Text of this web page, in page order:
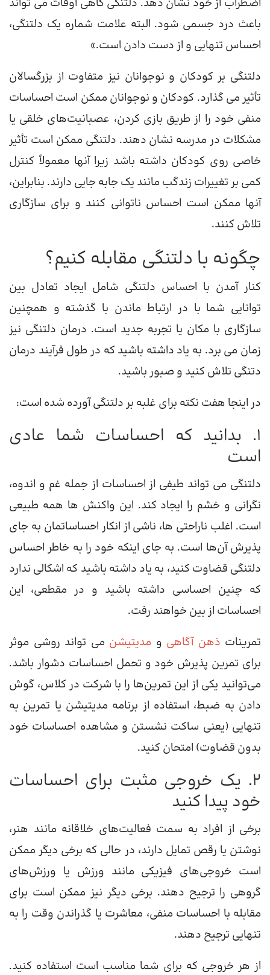
اضطراب از خود نشان دهد. دلتنگی گاهی اوقات می تواند
باعث درد جسمی شود. البته علامت شماره یک دلتنگی،
احساس تنهایی و از دست دادن است.»
دلتنگی بر کودکان و نوجوانان نیز متفاوت از بزرگسالان
تأثیر می گذارد. کودکان و نوجوانان ممکن است احساسات
منفی خود را از طریق بازی کردن، عصبانیت‌های خلقی یا
مشکلات در مدرسه نشان دهند. دلتنگی ممکن است تأثیر
خاصی روی کودکان داشته باشد زیرا آنها معمولاً کنترل
کمی بر تغییرات زندگب مانند یک جابه جایی دارند. بنابراین،
آنها ممکن است احساس ناتوانی کنند و برای سازگاری
تلاش کنند.
چگونه با دلتنگی مقابله کنیم؟
کنار آمدن با احساس دلتنگی شامل ایجاد تعادل بین
توانایی شما با در ارتباط ماندن با گذشته و همچنین
سازگاری با مکان یا تجربه جدید است. درمان دلتنگی نیز
زمان می برد. به یاد داشته باشید که در طول فرآیند درمان
دتنگی تلاش کنید و صبور باشید.
در اینجا هفت نکته برای غلبه بر دلتنگی آورده شده است:
1. بدانید که احساسات شما عادی
است
دلتنگی می تواند طیفی از احساسات از جمله غم و اندوه،
نگرانی و خشم را ایجاد کند. این واکنش ها همه طبیعی
است. اغلب ناراحتی ها، ناشی از انکار احساساتمان به جای
پذیرش آن‌ها است. به جای اینکه خود را به خاطر احساس
دلتنگی قضاوت کنید، به یاد داشته باشید که اشکالی ندارد
که چنین احساسی داشته باشید و در مقطعی، این
احساسات از بین خواهند رفت.
تمرینات ذهن آگاهی و مدیتیشن می تواند روشی موثر
برای تمرین پذیرش خود و تحمل احساسات دشوار باشد.
می‌توانید یکی از این تمرین‌ها را با شرکت در کلاس، گوش
دادن به ضبط، استفاده از برنامه مدیتیشن یا تمرین به
تنهایی (یعنی ساکت نشستن و مشاهده احساسات خود
بدون قضاوت) امتحان کنید.
2. یک خروجی مثبت برای احساسات
خود پیدا کنید
برخی از افراد به سمت فعالیت‌های خلاقانه مانند هنر،
نوشتن یا رقص تمایل دارند، در حالی که برخی دیگر ممکن
است خروجی‌های فیزیکی مانند ورزش یا ورزش‌های
گروهی را ترجیح دهند. برخی دیگر نیز ممکن است برای
مقابله با احساسات منفی، معاشرت یا گذراندن وقت را به
تنهایی ترجیح دهند.
از هر خروجی که برای شما مناسب است استفاده کنید.